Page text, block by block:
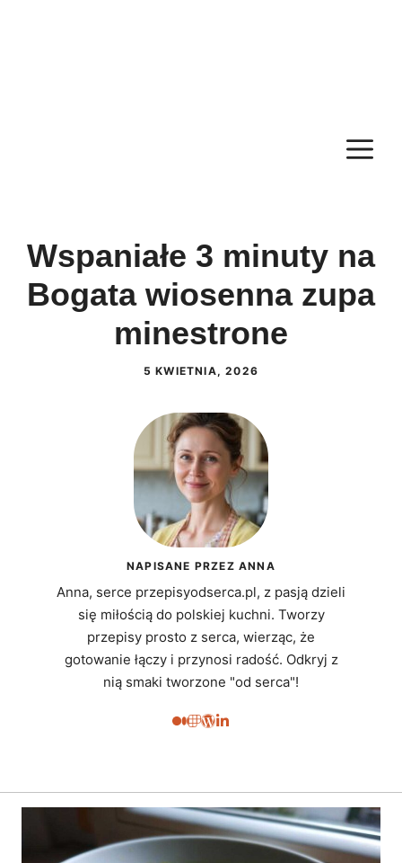
Wspaniałe 3 minuty na
Bogata wiosenna zupa
minestrone
5 KWIETNIA, 2026
NAPISANE PRZEZ ANNA
Anna, serce przepisyodserca.pl, z pasją dzieli
się miłością do polskiej kuchni. Tworzy
przepisy prosto z serca, wierząc, że
gotowanie łączy i przynosi radość. Odkryj z
nią smaki tworzone "od serca"!